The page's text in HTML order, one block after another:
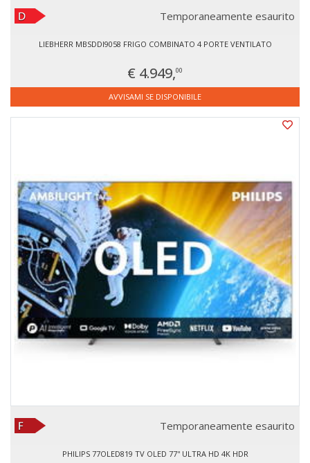
Temporaneamente esaurito
LIEBHERR MBSDDI9058 FRIGO COMBINATO 4 PORTE VENTILATO
€ 4.949,00
AVVISAMI SE DISPONIBILE
Temporaneamente esaurito
PHILIPS 77OLED819 TV OLED 77'' ULTRA HD 4K HDR